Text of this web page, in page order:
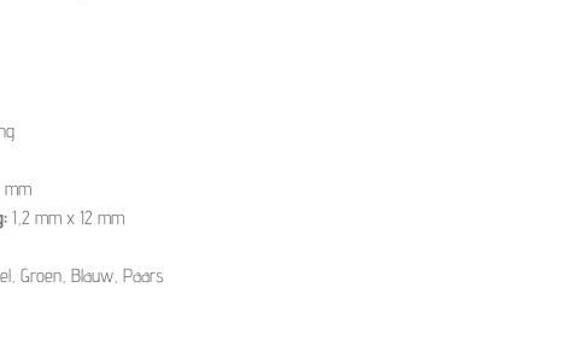
mm
1,2 mm x 12 mm
Groen, Blauw, Paars